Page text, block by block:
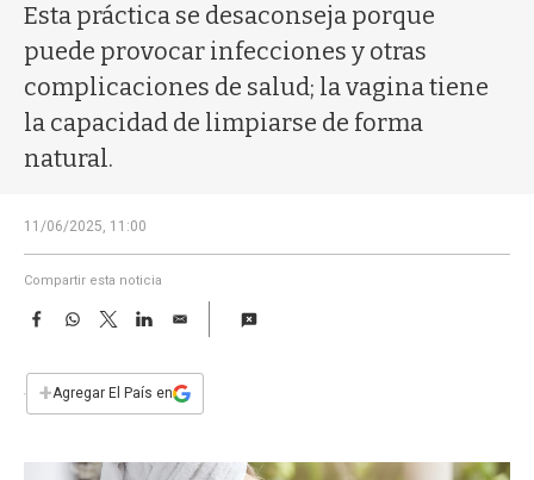
Esta práctica se desaconseja porque
puede provocar infecciones y otras
complicaciones de salud; la vagina tiene
la capacidad de limpiarse de forma
natural.
11/06/2025, 11:00
Compartir esta noticia
F
e
b
W
s
T
w
t
L
E
i
l
+Agregar El País en